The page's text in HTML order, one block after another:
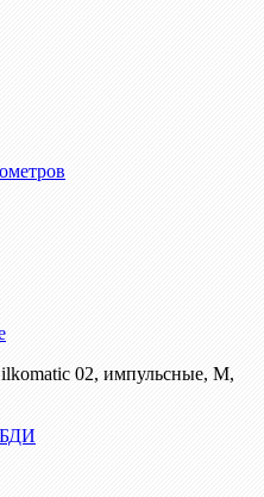
02, импульсные, М,
БДИ